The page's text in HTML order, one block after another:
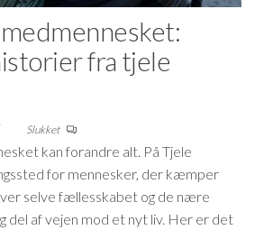
fra tjele
Slukket
kan forandre alt. På Tjele
for mennesker, der kæmper
selve fællesskabet og de nære
del af vejen mod et nyt liv. Her er det